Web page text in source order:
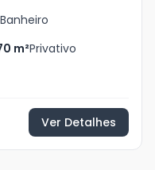
Banheiro
m²Privativo
Ver Detalhes